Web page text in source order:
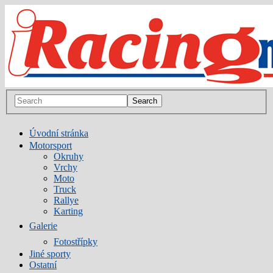
Úvodní stránka
Motorsport
Okruhy
Vrchy
Moto
Truck
Rallye
Karting
Galerie
Fotostřípky
Jiné sporty
Ostatní